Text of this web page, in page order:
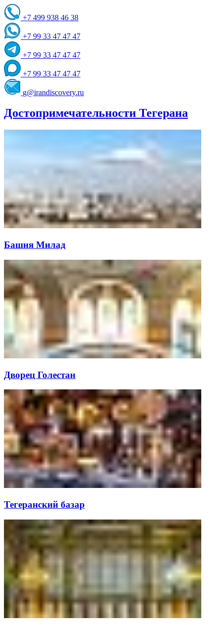
+7 499 938 46 38
+7 99 33 47 47 47
+7 99 33 47 47 47
+7 99 33 47 47 47
g@irandiscovery.ru
Достопримечательности Тегерана
Башня Милад
Дворец Голестан
Тегеранский базар